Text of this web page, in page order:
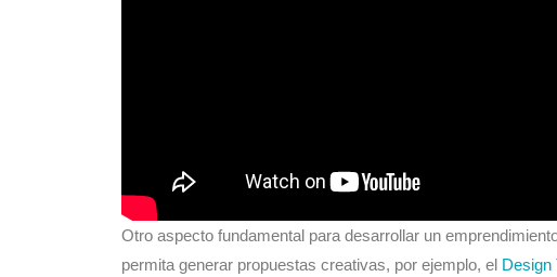
Otro aspecto fundamental para desarrollar un
permita generar propuestas creativas, por ejemplo, el Design